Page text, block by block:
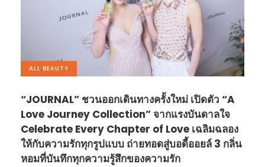
ALL,BEAUTY
“JOURNAL” ชวนออกเดินทางครั้งใหม่ เปิดตัว “A
Love Journey Collection” จากแรงบันดาลใจ
Celebrate Every Chapter of Love เฉลิมฉลอง
ให้กับความรักทุกรูปแบบ ถ่ายทอดสู่บอดี้ออยล์ 3 กลิ่น
หอมที่บันทึกทุกความรู้สึกของความรัก